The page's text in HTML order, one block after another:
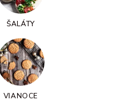
ŠALÁTY
VIANOCE